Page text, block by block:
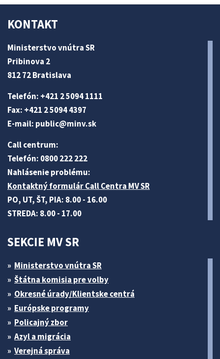
KONTAKT
Ministerstvo vnútra SR
Pribinova 2
812 72 Bratislava
Telefón: +421 2 5094 1111
Fax: +421 2 5094 4397
E-mail: public@minv.sk
Call centrum:
Telefón: 0800 222 222
Nahlásenie problému:
Kontaktný formulár Call Centra MV SR
PO, UT, ŠT, PIA: 8.00 - 16.00
STREDA: 8.00 - 17.00
SEKCIE MV SR
Ministerstvo vnútra SR
Štátna komisia pre volby
Okresné úrady/Klientske centrá
Európske programy
Policajný zbor
Azyl a migrácia
Verejná správa